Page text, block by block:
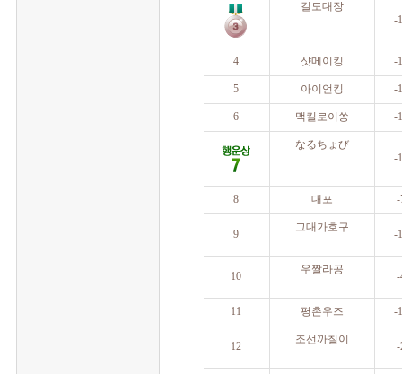
길도대장
-
4 샷메이킹 -
5 아이언킹 -
6 맥킬로이쏭 -
なるちょび
-
8 대포 -
9
그대가호구
-
10
우짤라공
-
11 평촌우즈 -
12
조선까칠이
-